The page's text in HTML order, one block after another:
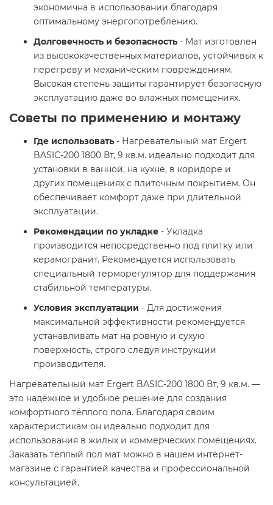
экономична в использовании благодаря
оптимальному энергопотреблению.
Долговечность и безопасность - Мат изготовлен
из высококачественных материалов, устойчивых к
перегреву и механическим повреждениям.
Высокая степень защиты гарантирует безопасную
эксплуатацию даже во влажных помещениях.
Советы по применению и монтажу
Где использовать - Нагревательный мат Ergert
BASIC-200 1800 Вт, 9 кв.м. идеально подходит для
установки в ванной, на кухне, в коридоре и
других помещениях с плиточным покрытием. Он
обеспечивает комфорт даже при длительной
эксплуатации.
Рекомендации по укладке - Укладка
производится непосредственно под плитку или
керамогранит. Рекомендуется использовать
специальный терморегулятор для поддержания
стабильной температуры.
Условия эксплуатации - Для достижения
максимальной эффективности рекомендуется
устанавливать мат на ровную и сухую
поверхность, строго следуя инструкции
производителя.
Нагревательный мат Ergert BASIC-200 1800 Вт, 9 кв.м. —
это надёжное и удобное решение для создания
комфортного тёплого пола. Благодаря своим
характеристикам он идеально подходит для
использования в жилых и коммерческих помещениях.
Заказать тёплый пол мат можно в нашем интернет-
магазине с гарантией качества и профессиональной
консультацией.